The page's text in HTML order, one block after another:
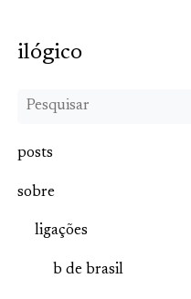
ilógico
posts
sobre
ligações
b de brasil